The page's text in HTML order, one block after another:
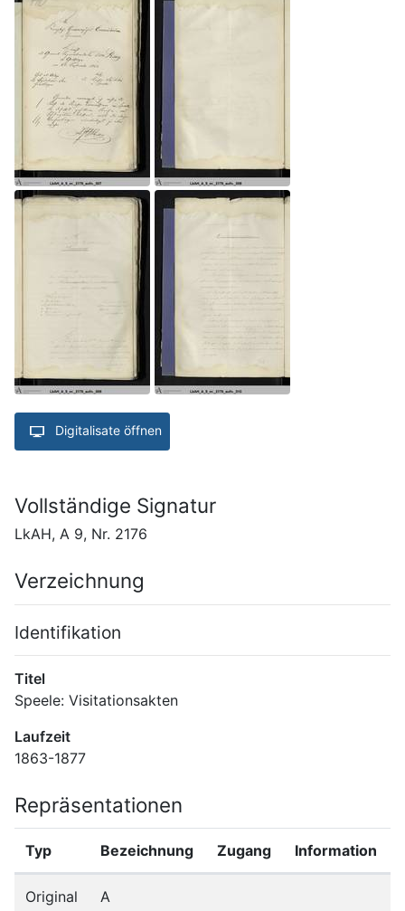
Digitalisate öffnen
Vollständige Signatur
LkAH, A 9, Nr. 2176
Verzeichnung
Identifikation
Titel
Speele: Visitationsakten
Laufzeit
1863-1877
Repräsentationen
Typ Bezeichnung Zugang Information
Original A